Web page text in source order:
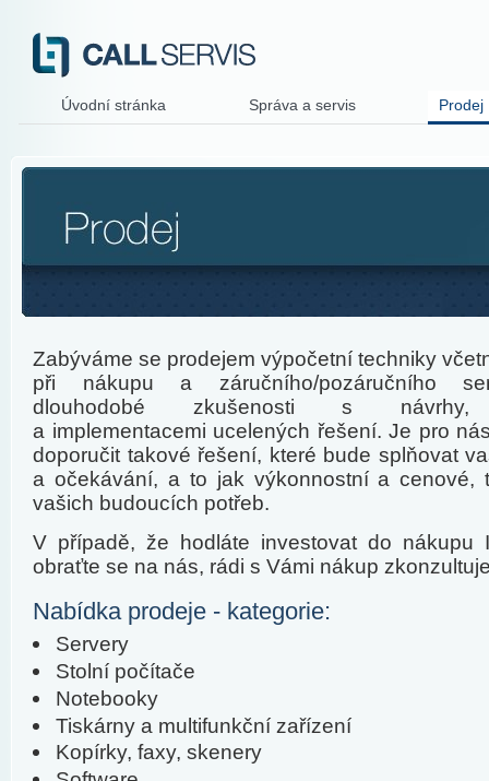
Úvodní stránka Správa a servis Prodej
Zabýváme se prodejem výpočetní techniky
při nákupu a záručního/pozáručního
dlouhodobé zkušenosti s návrhy,
a implementacemi ucelených řešení. Je pro
doporučit takové řešení, které bude splňovat
a očekávání, a to jak výkonnostní a cenové,
vašich budoucích potřeb.
V případě, že hodláte investovat do nákupu
obraťte se na nás, rádi s Vámi nákup
Nabídka prodeje - kategorie:
Servery
Stolní počítače
Notebooky
Tiskárny a multifunkční zařízení
Kopírky, faxy, skenery